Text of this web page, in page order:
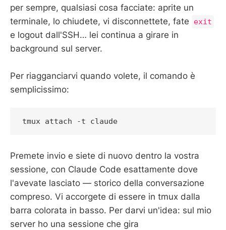
per sempre, qualsiasi cosa facciate: aprite un
terminale, lo chiudete, vi disconnettete, fate
exit
e logout dall'SSH… lei continua a girare in
background sul server.
Per riagganciarvi quando volete, il comando è
semplicissimo:
tmux attach -t claude
Premete invio e siete di nuovo dentro la vostra
sessione, con Claude Code esattamente dove
l'avevate lasciato — storico della conversazione
compreso. Vi accorgete di essere in tmux dalla
barra colorata in basso. Per darvi un'idea: sul mio
server ho una sessione che gira